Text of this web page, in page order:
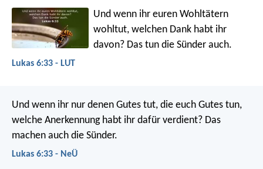
Und wenn ihr euren Wohltätern
wohltut, welchen Dank habt ihr
davon? Das tun die Sünder auch.
Lukas 6:33 - LUT
Und wenn ihr nur denen Gutes tut, die euch Gutes tun,
welche Anerkennung habt ihr dafür verdient? Das
machen auch die Sünder.
Lukas 6:33 - NeÜ